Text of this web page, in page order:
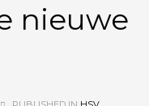
nieuwe